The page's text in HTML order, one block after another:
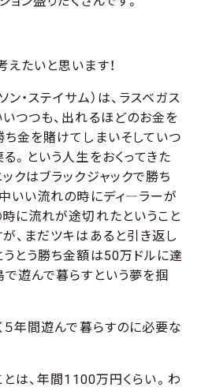
たいと思います！
・ステイサム）は、ラスベガス
つつも、出れるほどのお金を
金を賭けてしまいそしていつ
。という人生をおくってきた
クはブラックジャックで勝ち
いい流れの時にディ―ラーが
に流れが途切れたということ
、まだツキはあると引き返し
とう勝ち金額は50万ドルに達
遊んで暮らすという夢を掴
年間遊んで暮らすのに必要な
は、年間1100万円くらい。わ